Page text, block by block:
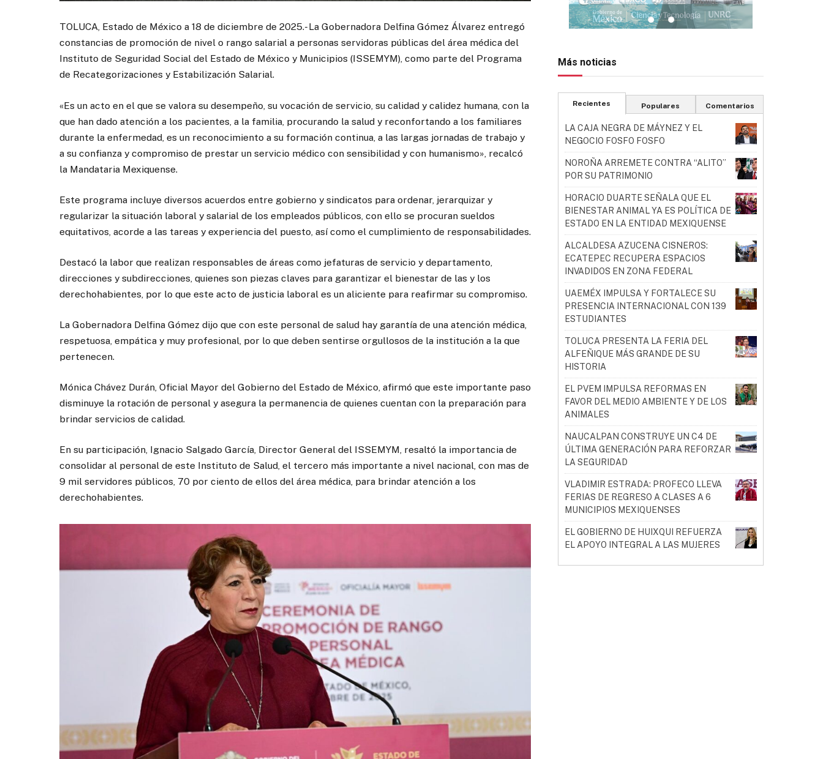
TOLUCA, Estado de México a 18 de diciembre de 2025.- La Gobernadora Delfina Gómez Álvarez entregó
constancias de promoción de nivel o rango salarial a personas servidoras públicas del área médica del
Instituto de Seguridad Social del Estado de México y Municipios (ISSEMYM), como parte del Programa
de Recategorizaciones y Estabilización Salarial.
«Es un acto en el que se valora su desempeño, su vocación de servicio, su calidad y calidez humana, con la
que han dado atención a los pacientes, a la familia, procurando la salud y reconfortando a los familiares
durante la enfermedad, es un reconocimiento a su formación continua, a las largas jornadas de trabajo y
a su confianza y compromiso de prestar un servicio médico con sensibilidad y con humanismo», recalcó
la Mandataria Mexiquense.
Este programa incluye diversos acuerdos entre gobierno y sindicatos para ordenar, jerarquizar y
regularizar la situación laboral y salarial de los empleados públicos, con ello se procuran sueldos
equitativos, acorde a las tareas y experiencia del puesto, así como el cumplimiento de responsabilidades.
Destacó la labor que realizan responsables de áreas como jefaturas de servicio y departamento,
direcciones y subdirecciones, quienes son piezas claves para garantizar el bienestar de las y los
derechohabientes, por lo que este acto de justicia laboral es un aliciente para reafirmar su compromiso.
La Gobernadora Delfina Gómez dijo que con este personal de salud hay garantía de una atención médica,
respetuosa, empática y muy profesional, por lo que deben sentirse orgullosos de la institución a la que
pertenecen.
Mónica Chávez Durán, Oficial Mayor del Gobierno del Estado de México, afirmó que este importante paso
disminuye la rotación de personal y asegura la permanencia de quienes cuentan con la preparación para
brindar servicios de calidad.
En su participación, Ignacio Salgado García, Director General del ISSEMYM, resaltó la importancia de
consolidar al personal de este Instituto de Salud, el tercero más importante a nivel nacional, con mas de
9 mil servidores públicos, 70 por ciento de ellos del área médica, para brindar atención a los
derechohabientes.
Más noticias
Recientes Populares Comentarios
LA CAJA NEGRA DE MÁYNEZ Y EL
NEGOCIO FOSFO FOSFO
NOROÑA ARREMETE CONTRA “ALITO”
POR SU PATRIMONIO
HORACIO DUARTE SEÑALA QUE EL
BIENESTAR ANIMAL YA ES POLÍTICA DE
ESTADO EN LA ENTIDAD MEXIQUENSE
ALCALDESA AZUCENA CISNEROS:
ECATEPEC RECUPERA ESPACIOS
INVADIDOS EN ZONA FEDERAL
UAEMÉX IMPULSA Y FORTALECE SU
PRESENCIA INTERNACIONAL CON 139
ESTUDIANTES
TOLUCA PRESENTA LA FERIA DEL
ALFEÑIQUE MÁS GRANDE DE SU
HISTORIA
EL PVEM IMPULSA REFORMAS EN
FAVOR DEL MEDIO AMBIENTE Y DE LOS
ANIMALES
NAUCALPAN CONSTRUYE UN C4 DE
ÚLTIMA GENERACIÓN PARA REFORZAR
LA SEGURIDAD
VLADIMIR ESTRADA: PROFECO LLEVA
FERIAS DE REGRESO A CLASES A 6
MUNICIPIOS MEXIQUENSES
EL GOBIERNO DE HUIXQUI REFUERZA
EL APOYO INTEGRAL A LAS MUJERES